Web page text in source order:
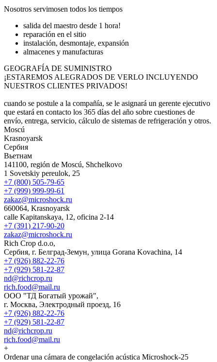
Nosotros servimosen todos los tiempos
salida del maestro desde 1 hora!
reparación en el sitio
instalación, desmontaje, expansión
almacenes y manufacturas
GEOGRAFÍA DE SUMINISTRO
¡ESTAREMOS ALEGRADOS DE VERLO INCLUYENDO
NUESTROS CLIENTES PRIVADOS!
cuando se postule a la compañía, se le asignará un gerente ejecutivo
que estará en contacto los 365 días del año sobre cuestiones de
envío, entrega, servicio, cálculo de sistemas de refrigeración y otros.
Moscú
Krasnoyarsk
Сербия
Вьетнам
141100, región de Moscú, Shchelkovo
1 Sovetskiy pereulok, 25
+7 (800) 505-79-65
+7 (999) 999-99-61
zakaz@microshock.ru
660064, Krasnoyarsk
calle Kapitanskaya, 12, oficina 2-14
+7 (391) 217-90-20
zakaz@microshock.ru
Rich Crop d.o.o,
Сербия, г. Белград-Земун, улица Gorana Kovachina, 14
+7 (926) 882-22-76
+7 (929) 581-22-87
nd@richcrop.ru
rich.food@mail.ru
ООО "ТД Богатый урожай",
г. Москва, Электродный проезд, 16
+7 (926) 882-22-76
+7 (929) 581-22-87
nd@richcrop.ru
rich.food@mail.ru
+
Ordenar una cámara de congelación acústica Microshock-25